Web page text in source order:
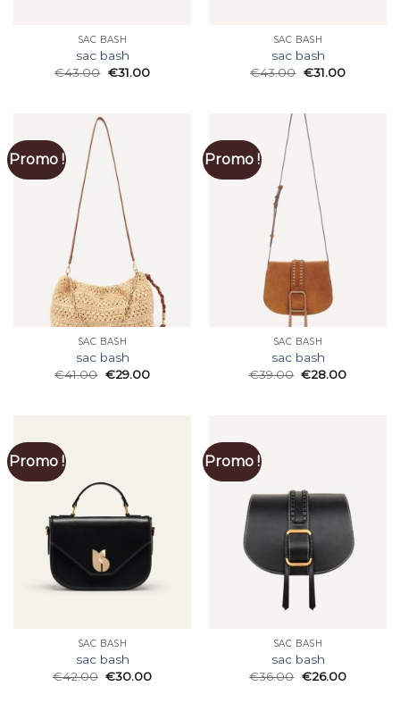
SAC BASH
sac bash
€43.00 €31.00
SAC BASH
sac bash
€43.00 €31.00
Promo !
SAC BASH
sac bash
€41.00 €29.00
Promo !
SAC BASH
sac bash
€39.00 €28.00
Promo !
SAC BASH
sac bash
€42.00 €30.00
Promo !
SAC BASH
sac bash
€36.00 €26.00